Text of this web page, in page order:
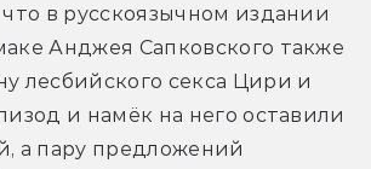
в русскоязычном издании
Анджея Сапковского также
лесбийского секса Цири и
и намёк на него оставили
а пару предложений